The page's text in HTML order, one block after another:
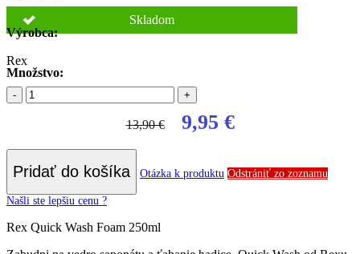
Skladom
Výrobca:
Rex
Množstvo:
- +
13,90 € 9,95 €
Pridať do košíka Otázka k produktu Odstrániť zo zoznamu
Našli ste lepšiu cenu ?
Rex Quick Wash Foam 250ml